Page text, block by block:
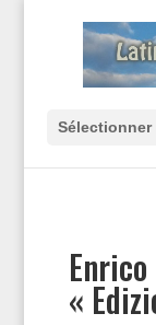
Sélectionner
«